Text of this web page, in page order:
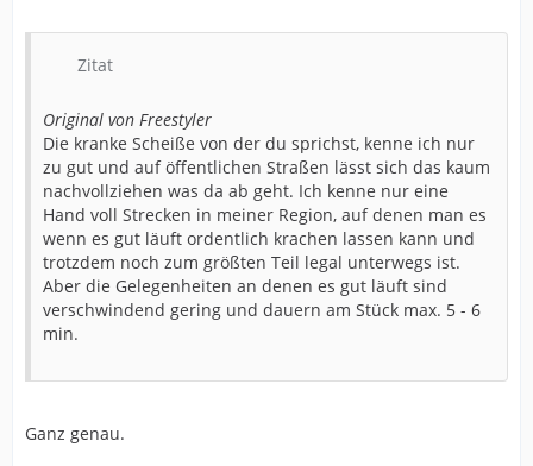
Zitat
Original von Freestyler
Die kranke Scheiße von der du sprichst, kenne ich nur
zu gut und auf öffentlichen Straßen lässt sich das kaum
nachvollziehen was da ab geht. Ich kenne nur eine
Hand voll Strecken in meiner Region, auf denen man es
wenn es gut läuft ordentlich krachen lassen kann und
trotzdem noch zum größten Teil legal unterwegs ist.
Aber die Gelegenheiten an denen es gut läuft sind
verschwindend gering und dauern am Stück max. 5 - 6
min.
Ganz genau.